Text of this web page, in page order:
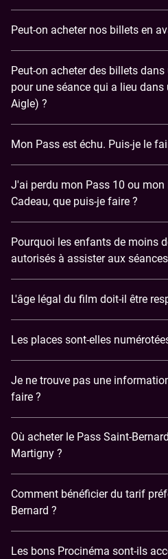
Peut-on acheter nos billets en
Peut-on acheter des billets
pour une séance qui a lieu
Aigle) ?
Mon Pass est échu. Puis-je le
J'ai perdu mon Pass 10 ou mon
Cadeau, que puis-je faire ?
Pourquoi les enfants de moins
autorisés à assister aux
L'âge légal du film doit-il être
Les places sont-elles
Je ne trouve pas une
faire ?
Où acheter le Pass Saint-
Martigny ?
Comment bénéficier du tarif
Bernard ?
Les bons Procinéma sont-ils